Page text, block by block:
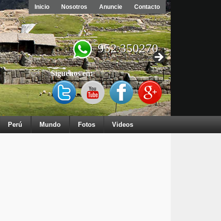
Inicio Nosotros Anuncie Contacto
952 350270
Síguenos en:
Perú Mundo Fotos Videos